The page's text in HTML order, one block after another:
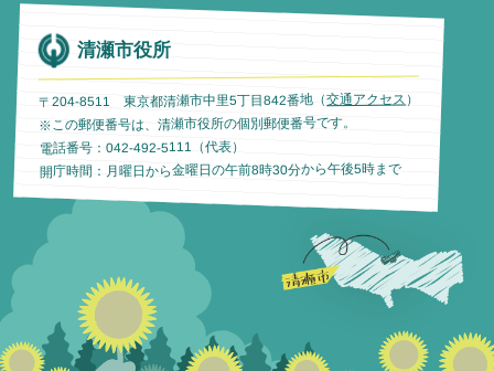
清瀬市役所
〒204-8511 東京都清瀬市中里5丁目842番地（交通アクセス ）
※この郵便番号は、清瀬市役所の個別郵便番号です。
電話番号：042-492-5111（代表）
開庁時間：月曜日から金曜日の午前8時30分から午後5時まで